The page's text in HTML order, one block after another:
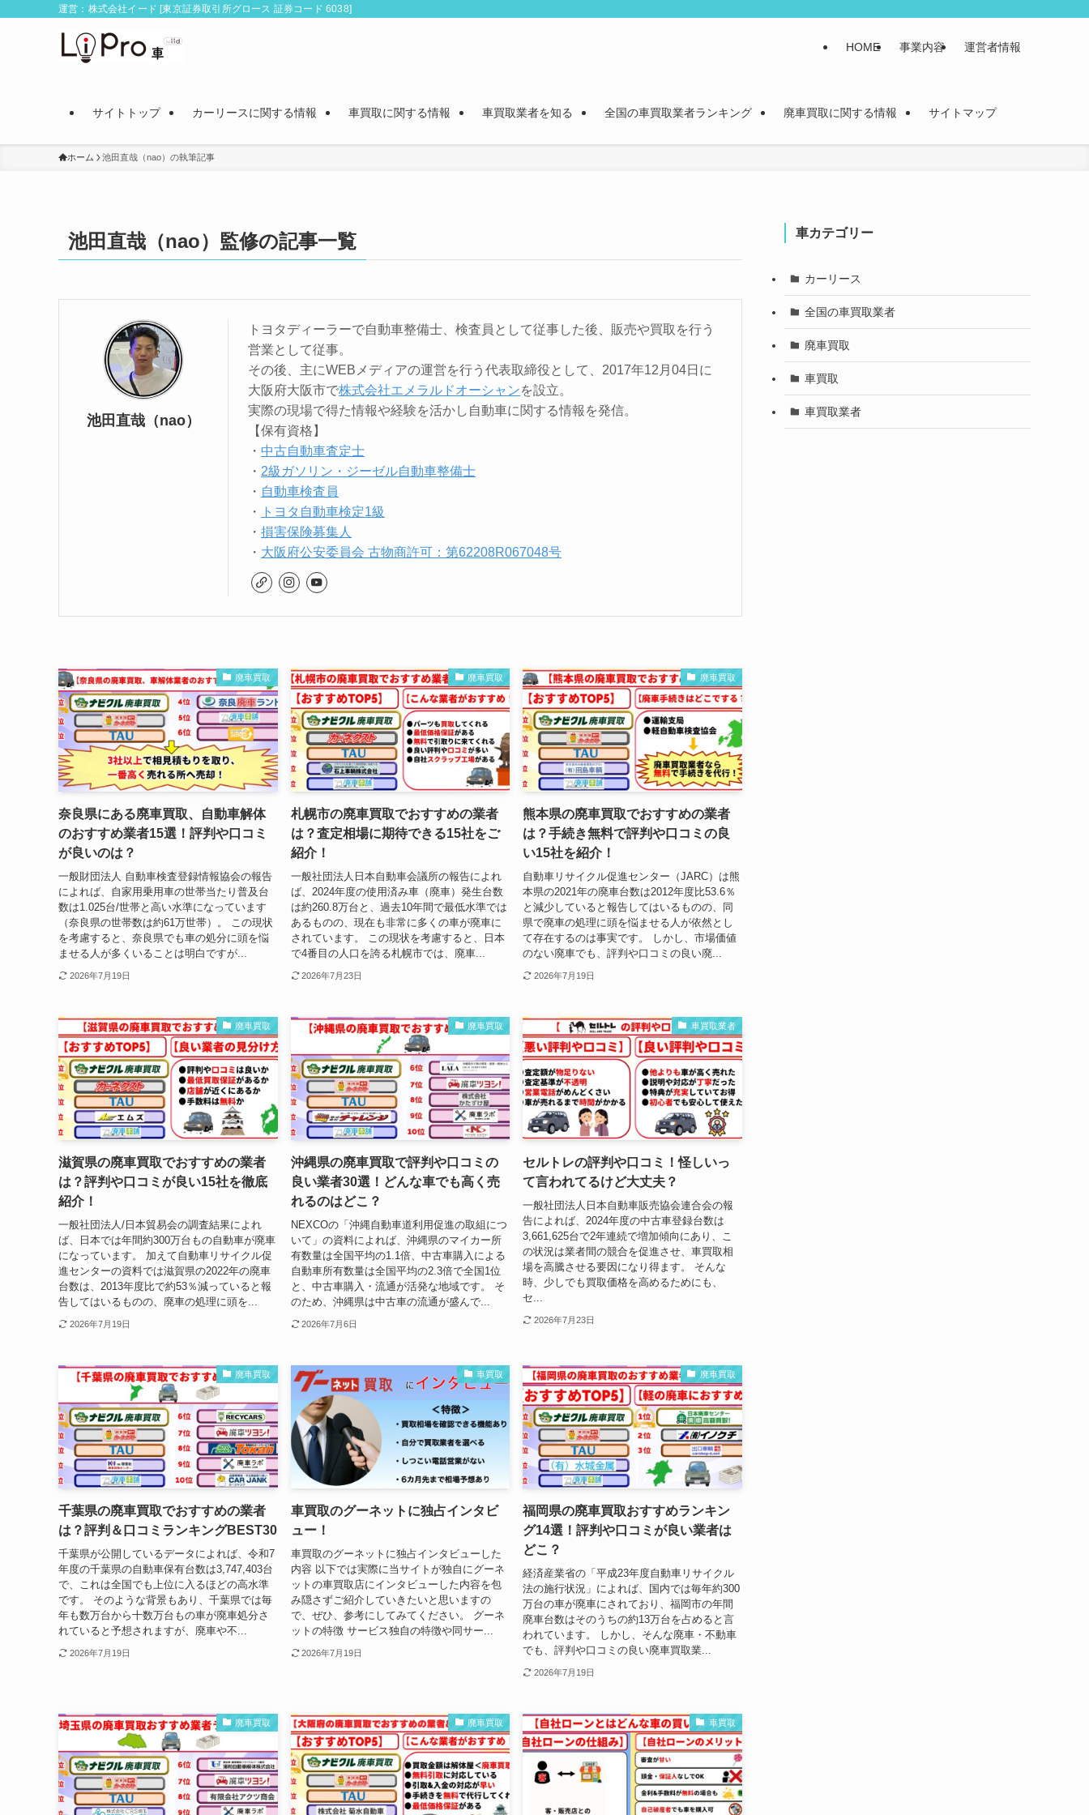
運営：株式会社イード [東京証券取引所グロース 証券コード 6038]
HOME 事業内容 運営者情報
サイトトップ カーリースに関する情報 車買取に関する情報 車買取業者を知る 全国の車買取業者ランキング 廃車買取に関する情報 サイトマップ
ホーム 池田直哉（nao）の執筆記事
池田直哉（nao）監修の記事一覧
池田直哉（nao）
トヨタディーラーで自動車整備士、検査員として従事した後、販売や買取を行う
営業として従事。
その後、主にWEBメディアの運営を行う代表取締役として、2017年12月04日に
大阪府大阪市で株式会社エメラルドオーシャンを設立。
実際の現場で得た情報や経験を活かし自動車に関する情報を発信。
【保有資格】
・ 中古自動車査定士
・ 2級ガソリン・ジーゼル自動車整備士
・ 自動車検査員
・
トヨタ自動車検定1級
・ 損害保険募集人
・ 大阪府公安委員会 古物商許可：第62208R067048号
廃車買取
奈良県にある廃車買取、自動車解体
のおすすめ業者15選！評判や口コミ
が良いのは？
一般財団法人 自動車検査登録情報協会の報告
によれば、自家用乗用車の世帯当たり普及台
数は1.025台/世帯と高い水準になっています
（奈良県の世帯数は約61万世帯）。 この現状
を考慮すると、奈良県でも車の処分に頭を悩
ませる人が多くいることは明白ですが...
2026年7月19日
廃車買取
札幌市の廃車買取でおすすめの業者
は？査定相場に期待できる15社をご
紹介！
一般社団法人日本自動車会議所の報告によれ
ば、2024年度の使用済み車（廃車）発生台数
は約260.8万台と、過去10年間で最低水準では
あるものの、現在も非常に多くの車が廃車に
されています。 この現状を考慮すると、日本
で4番目の人口を誇る札幌市では、廃車...
2026年7月23日
廃車買取
熊本県の廃車買取でおすすめの業者
は？手続き無料で評判や口コミの良
い15社を紹介！
自動車リサイクル促進センター（JARC）は熊
本県の2021年の廃車台数は2012年度比53.6％
と減少していると報告してはいるものの、同
県で廃車の処理に頭を悩ませる人が依然とし
て存在するのは事実です。 しかし、市場価値
のない廃車でも、評判や口コミの良い廃...
2026年7月19日
廃車買取
滋賀県の廃車買取でおすすめの業者
は？評判や口コミが良い15社を徹底
紹介！
一般社団法人/日本貿易会の調査結果によれ
ば、日本では年間約300万台もの自動車が廃車
になっています。 加えて自動車リサイクル促
進センターの資料では滋賀県の2022年の廃車
台数は、2013年度比で約53％減っていると報
告してはいるものの、廃車の処理に頭を...
2026年7月19日
廃車買取
沖縄県の廃車買取で評判や口コミの
良い業者30選！どんな車でも高く売
れるのはどこ？
NEXCOの「沖縄自動車道利用促進の取組につ
いて」の資料によれば、沖縄県のマイカー所
有数量は全国平均の1.1倍、中古車購入による
自動車所有数量は全国平均の2.3倍で全国1位
と、中古車購入・流通が活発な地域です。 そ
のため、沖縄県は中古車の流通が盛んで...
2026年7月6日
車買取業者
セルトレの評判や口コミ！怪しいっ
て言われてるけど大丈夫？
一般社団法人日本自動車販売協会連合会の報
告によれば、2024年度の中古車登録台数は
3,661,625台で2年連続で増加傾向にあり、こ
の状況は業者間の競合を促進させ、車買取相
場を高騰させる要因になり得ます。 そんな
時、少しでも買取価格を高めるためにも、
セ...
2026年7月23日
廃車買取
千葉県の廃車買取でおすすめの業者
は？評判＆口コミランキングBEST30
千葉県が公開しているデータによれば、令和7
年度の千葉県の自動車保有台数は3,747,403台
で、これは全国でも上位に入るほどの高水準
です。 そのような背景もあり、千葉県では毎
年も数万台から十数万台もの車が廃車処分さ
れていると予想されますが、廃車や不...
2026年7月19日
車買取
車買取のグーネットに独占インタビ
ュー！
車買取のグーネットに独占インタビューした
内容 以下では実際に当サイトが独自にグーネ
ットの車買取店にインタビューした内容を包
み隠さずご紹介していきたいと思いますの
で、ぜひ、参考にしてみてください。 グーネ
ットの特徴 サービス独自の特徴や同サー...
2026年7月19日
廃車買取
福岡県の廃車買取おすすめランキン
グ14選！評判や口コミが良い業者は
どこ？
経済産業省の「平成23年度自動車リサイクル
法の施行状況」によれば、国内では毎年約300
万台の車が廃車にされており、福岡市の年間
廃車台数はそのうちの約13万台を占めると言
われています。 しかし、そんな廃車・不動車
でも、評判や口コミの良い廃車買取業...
2026年7月19日
廃車買取 廃車買取 車買取
車カテゴリー
カーリース
全国の車買取業者
廃車買取
車買取
車買取業者